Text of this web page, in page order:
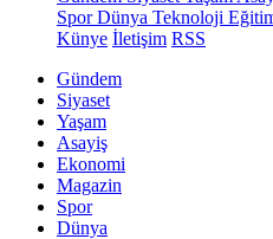
SporDünya Teknoloji
Künye İletişim RSS
Gündem
Siyaset
Yaşam
Asayiş
Ekonomi
Magazin
Spor
Dünya